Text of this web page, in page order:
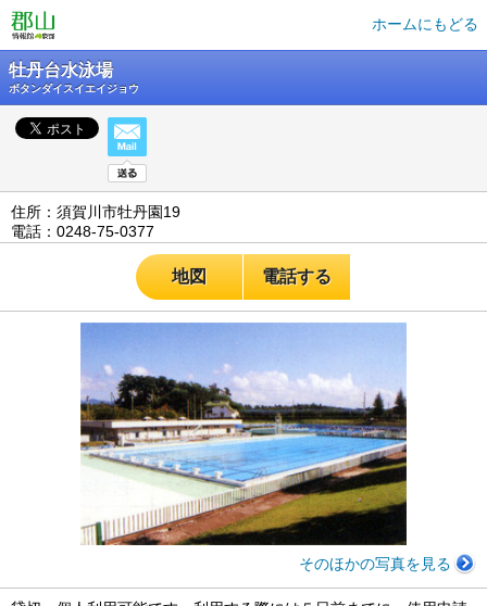
ホームにもどる
牡丹台水泳場
ボタンダイスイエイジョウ
住所：須賀川市牡丹園19
電話：0248-75-0377
地図 電話する
そのほかの写真を見る